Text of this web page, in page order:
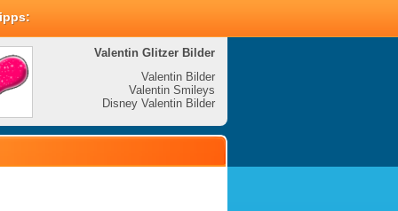
Valentin Glitzer Bilder
Valentin Bilder
Valentin Smileys
Disney Valentin Bilder